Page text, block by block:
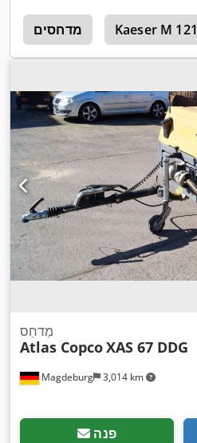
מדחסים Kaeser M 121
Magdeburg 3,014 km
מַדחֵס
Atlas CopcoXAS 67 DDG
פנה